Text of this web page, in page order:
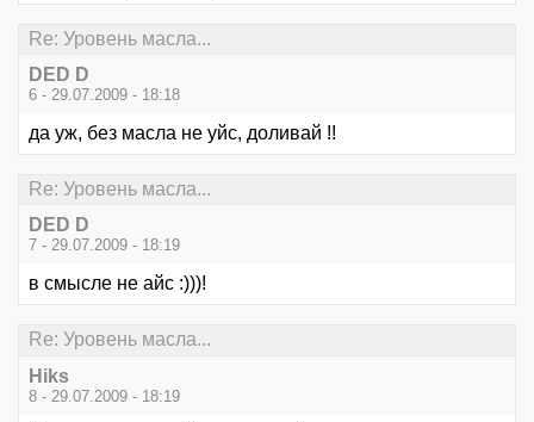
Re: Уровень масла...
DED D
6 - 29.07.2009 - 18:18
да уж, без масла не уйс, доливай !!
Re: Уровень масла...
DED D
7 - 29.07.2009 - 18:19
в смысле не айс :)))!
Re: Уровень масла...
Hiks
8 - 29.07.2009 - 18:19